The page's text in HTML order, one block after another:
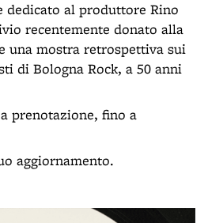
dedicato al produttore Rino
recentemente donato alla
una mostra retrospettiva sui
di Bologna Rock, a 50 anni
prenotazione, fino a
aggiornamento.